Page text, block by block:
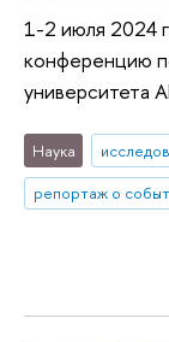
1-2 июля 2024
конференцию
университета
Наука
репортаж о